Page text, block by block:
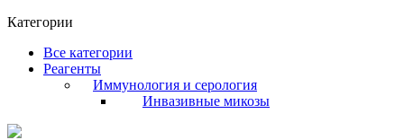
Категории
Все категории
Реагенты
Иммунология и серология
Инвазивные микозы